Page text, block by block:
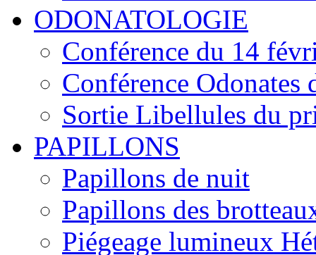
ODONATOLOGIE
Conférence du 14
Conférence
Sortie Libellules du
PAPILLONS
Papillons de nuit
Papillons des
Piégeage lumineux